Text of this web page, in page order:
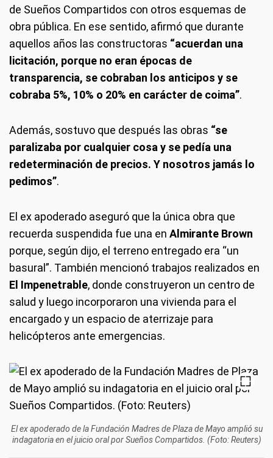
de Sueños Compartidos con otros esquemas de
obra pública. En ese sentido, afirmó que durante
aquellos años las constructoras “acuerdan una
licitación, porque no eran épocas de
transparencia, se cobraban los anticipos y se
cobraba 5%, 10% o 20% en carácter de coima”.
Además, sostuvo que después las obras “se
paralizaba por cualquier cosa y se pedía una
redeterminación de precios. Y nosotros jamás lo
pedimos”.
El ex apoderado aseguró que la única obra que
recuerda suspendida fue una en Almirante Brown
porque, según dijo, el terreno entregado era “un
basural”. También mencionó trabajos realizados en
El Impenetrable, donde construyeron un centro de
salud y luego incorporaron una vivienda para el
encargado y un espacio de aterrizaje para
helicópteros ante emergencias.
El ex apoderado de la Fundación Madres de Plaza de Mayo amplió su
indagatoria en el juicio oral por Sueños Compartidos. (Foto: Reuters)